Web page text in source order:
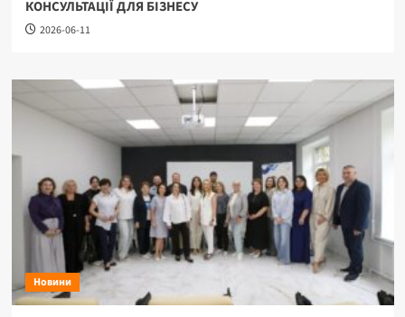
КОНСУЛЬТАЦІЇ ДЛЯ БІЗНЕСУ
2026-06-11
Новини